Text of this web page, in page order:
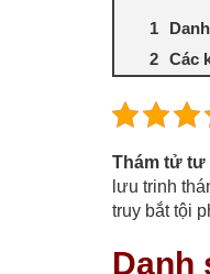
Các
Thám tử tư
lưu trinh
truy bắt tội
Danh